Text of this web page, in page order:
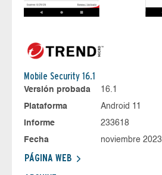
Mobile Security 16.1
Versión probada
16.1
Plataforma
Android 11
Informe
233618
Fecha
noviembre 2023
PÁGINA WEB